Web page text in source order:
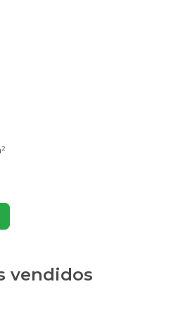
vendidos